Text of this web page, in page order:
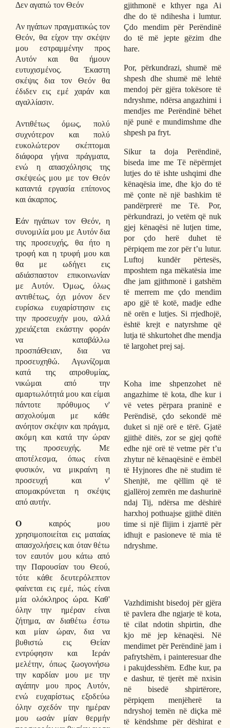
Δεν αγαπώ τον Θεόν
Αν ηγάπων πραγματικώς τον
Θεόν, θα είχον την σκέψιν
μου εστραμμένην προς
Αυτόν και θα ήμουν
ευτυχισμένος. Έκαστη
σκέψις δια τον Θεόν θα
έδιδεν εις εμέ χαράν και
αγαλλίασιν.
Αντιθέτως όμως, πολύ
συχνότερον και πολύ
ευκολώτερον σκέπτομαι
διάφορα γήινα πράγματα,
ενώ η απασχόλησις της
σκέψεώς μου με τον Θεόν
καταντά εργασία επίπονος
και άκαρπος.
Εάν ηγάπων τον Θεόν, η
συνομιλία μου με Αυτόν δια
της προσευχής, θα ήτο η
τροφή και η τρυφή μου και
θα με ωδήγει εις
αδιάσπαστον επικοινωνίαν
με Αυτόν. Όμως, όλως
αντιθέτως, όχι μόνον δεν
ευρίσκω ευχαρίστησιν εις
την προσευχήν μου, αλλά
χρειάζεται εκάστην φοράν
να καταβάλλω
προσπάΘειαν, δια να
προσευχηθώ. Αγωνίζομαι
κατά της απροθυμίας,
νικώμαι από την
αμαρτωλότητά μου και είμαι
πάντοτε πρόθυμος ν'
ασχολούμαι με κάθε
ανόητον σκέψιν και πράγμα,
ακόμη και κατά την ώραν
της προσευχής. Με
αποτέλεσμα, όπως είναι
φυσικόν, να μικραίνη η
προσευχή και ν'
απομακρύνεται η σκέψις
από αυτήν.
Οκαιρός μου
χρησιμοποιείται εις ματαίας
απασχολήσεις και όταν θέτω
τον εαυτόν μου κάτω από
την Παρουσίαν του Θεού,
τότε κάθε δευτερόλεπτον
φαίνεται εις εμέ, πώς είναι
μία ολόκληρος ώρα. Καθ'
όλην την ημέραν είναι
ζήτημα, αν διαθέτω έστω
και μίαν ώραν, δια να
βυθιστώ εις Θείαν
εντρύφησιν και Ιεράν
μελέτην, όπως ζωογονήσω
την καρδίαν μου με την
αγάπην μου προς Αυτόν,
ενώ ευχαρίστως εξοδεύω
όλην σχεδόν την ημέραν
μου ωσάν μίαν θερμήν
gjithmonë e kthyer nga Ai
dhe do të ndihesha i lumtur.
Çdo mendim për Perëndinë
do të më jepte gëzim dhe
hare.
Por, përkundrazi, shumë më
shpesh dhe shumë më lehtë
mendoj për gjëra tokësore të
ndryshme, ndërsa angazhimi i
mendjes me Perëndinë bëhet
një punë e mundimshme dhe
shpesh pa fryt.
Sikur ta doja Perëndinë,
biseda ime me Të nëpërmjet
lutjes do të ishte ushqimi dhe
kënaqësia ime, dhe kjo do të
më çonte në një bashkim të
pandërprerë me Të. Por,
përkundrazi, jo vetëm që nuk
gjej kënaqësi në lutjen time,
por çdo herë duhet të
përpiqem me zor për t’u lutur.
Luftoj kundër përtesës,
mposhtem nga mëkatësia ime
dhe jam gjithmonë i gatshëm
të merrem me çdo mendim
apo gjë të kotë, madje edhe
në orën e lutjes. Si rrjedhojë,
është krejt e natyrshme që
lutja të shkurtohet dhe mendja
të largohet prej saj.
Koha ime shpenzohet në
angazhime të kota, dhe kur i
vë vetes përpara praninë e
Perëndisë, çdo sekondë më
duket si një orë e tërë. Gjatë
gjithë ditës, zor se gjej qoftë
edhe një orë të vetme për t’u
zhytur në kënaqësinë e ëmbël
të Hyjnores dhe në studim të
Shenjtë, me qëllim që të
gjallëroj zemrën me dashurinë
ndaj Tij, ndërsa me dëshirë
harxhoj pothuajse gjithë ditën
time si një flijim i zjarrtë për
idhujt e pasioneve të mia të
ndryshme.
Vazhdimisht bisedoj për gjëra
të pavlera dhe ngjarje të kota,
të cilat ndotin shpirtin, dhe
kjo më jep kënaqësi. Në
mendimet për Perëndinë jam i
pafrytshëm, i painteresuar dhe
i pakujdesshëm. Edhe kur, pa
e dashur, të tjerët më nxisin
në bisedë shpirtërore,
përpiqem menjëherë ta
ndryshoj temën në diçka më
të këndshme për dëshirat e